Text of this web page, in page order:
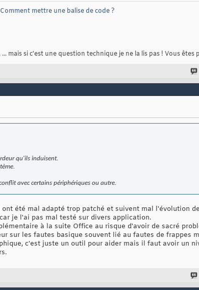
Comment mettre une balise de code ?
mais si c'est une question technique je ne la lis pas ! Vous êtes
qu'ils induisent.
avec certains périphériques ou autre.
été mal adapté trop patché et suivent mal l'évolution
je l'ai pas mal testé sur divers application.
à la suite Office au risque d'avoir de sacré
sur les fautes basique souvent lié au fautes de frappes
c'est juste un outil pour aider mais il faut avoir un